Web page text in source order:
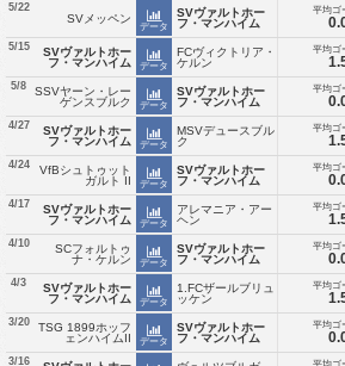
5/22
SVメッペン
データ
SVヴァルトホー
フ・マンハイム
平均ゴ
5/15
SVヴァルトホー
フ・マンハイム
データ
FCヴィクトリア・
ケルン
平均ゴ
5/8
SSVヤーン・レー
ゲンスブルク
データ
SVヴァルトホー
フ・マンハイム
平均ゴ
4/27
SVヴァルトホー
フ・マンハイム
データ
MSVデュースブル
ク
平均ゴ
4/24
VfBシュトゥット
ガルト II
データ
SVヴァルトホー
フ・マンハイム
平均ゴ
4/17
SVヴァルトホー
フ・マンハイム
データ
アレマニア・アー
ヘン
平均ゴ
4/10
SCフォルトゥ
ナ・ケルン
データ
SVヴァルトホー
フ・マンハイム
平均ゴ
4/3
SVヴァルトホー
フ・マンハイム
データ
1.FCザールブリュ
ッケン
平均ゴ
3/20
TSG 1899ホッフ
ェンハイムII
データ
SVヴァルトホー
フ・マンハイム
平均ゴ
3/16